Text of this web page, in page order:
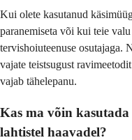
Kui olete kasutanud
paranemiseta või kui teie
tervishoiuteenuse osutajaga.
vajate teistsugust
vajab tähelepanu.
Kas ma võin kasutada
lahtistel haavadel?